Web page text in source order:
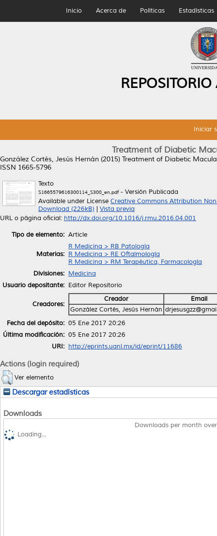
Inicio Acerca de Políticas Estadísticas
Iniciar
Treatment of Diabetic
González Cortés, Jesús Hernán (2015) Treatment of Diabetic
ISSN 1665-5796
Texto
S1665579616300114_S300_en.pdf- Versión Publicada
Available under License Creative Commons Attribution
Download (226kB)
Vista previa
URL o página oficial: http://dx.doi.org/10.1016/j.rmu.2016.04.001
Tipo de elemento: Article
Materias:
R Medicina > RB Patología
R Medicina > RE Oftalmología
R Medicina > RM Terapéutica, Farmacología
Divisiones: Medicina
Usuario depositante: Editor Repositorio
Creadores:
Creador
Email
González Cortés, Jesús Hernán
Fecha del depósito: 05 Ene 2017 20:26
Última modificación: 05 Ene 2017 20:26
URI: http://eprints.uanl.mx/id/eprint/11686
Actions (login required)
Ver elemento
Descargar estadísticas
Downloads
Downloads per month
Loading...